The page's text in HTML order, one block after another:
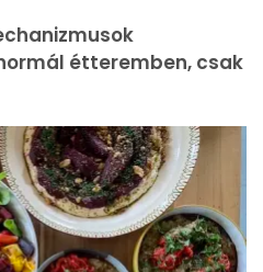
étteremben, csak